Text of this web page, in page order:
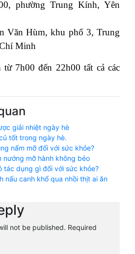
phường Trung Kính, Yên
Văn Hùm, khu phố 3, Trung
Minh
7h00 đến 22h00 tất cả các
giải nhiệt ngày hè
tốt trong ngày hè.
nấm mỡ đối với sức khỏe?
nướng mỡ hành không béo
tác dụng gì đối với sức khỏe?
nấu canh khổ qua nhồi thịt ai ăn
not be published. Required